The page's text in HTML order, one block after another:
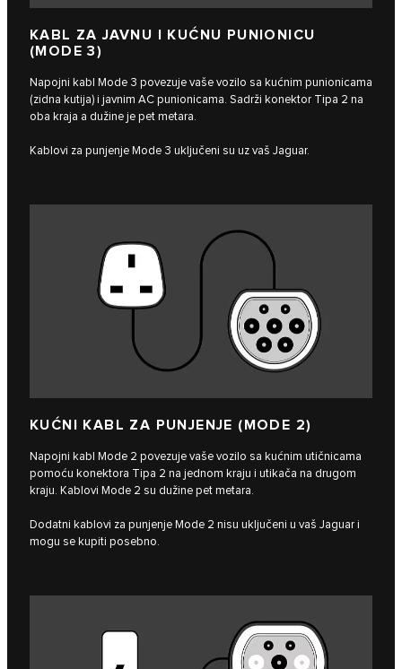
KABL ZA JAVNU I KUĆNU PUNIONICU
(MODE 3)
Napojni kabl Mode 3 povezuje vaše vozilo sa kućnim punionicama
(zidna kutija) i javnim AC punionicama. Sadrži konektor Tipa 2 na
oba kraja a dužine je pet metara.
Kablovi za punjenje Mode 3 uključeni su uz vaš Jaguar.
KUĆNI KABL ZA PUNJENJE (MODE 2)
Napojni kabl Mode 2 povezuje vaše vozilo sa kućnim utičnicama
pomoću konektora Tipa 2 na jednom kraju i utikača na drugom
kraju. Kablovi Mode 2 su dužine pet metara.
Dodatni kablovi za punjenje Mode 2 nisu uključeni u vaš Jaguar i
mogu se kupiti posebno.